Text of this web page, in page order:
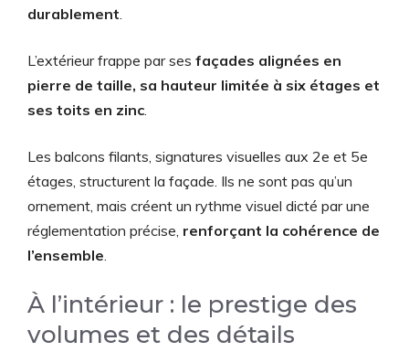
durablement.
L’extérieur frappe par ses façades alignées en
pierre de taille, sa hauteur limitée à six étages et
ses toits en zinc.
Les balcons filants, signatures visuelles aux 2e et 5e
étages, structurent la façade. Ils ne sont pas qu’un
ornement, mais créent un rythme visuel dicté par une
réglementation précise, renforçant la cohérence de
l’ensemble.
À l’intérieur : le prestige des
volumes et des détails